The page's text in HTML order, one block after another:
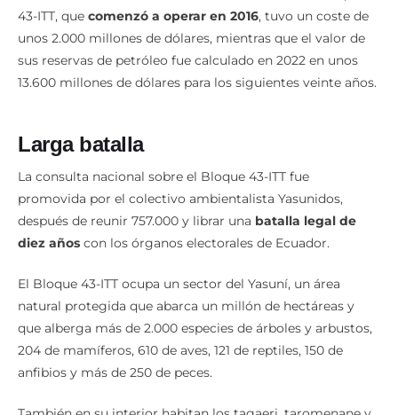
43-ITT, que comenzó a operar en 2016, tuvo un coste de
unos 2.000 millones de dólares, mientras que el valor de
sus reservas de petróleo fue calculado en 2022 en unos
13.600 millones de dólares para los siguientes veinte años.
Larga batalla
La consulta nacional sobre el Bloque 43-ITT fue
promovida por el colectivo ambientalista Yasunidos,
después de reunir 757.000 y librar una batalla legal de
diez años con los órganos electorales de Ecuador.
El Bloque 43-ITT ocupa un sector del Yasuní, un área
natural protegida que abarca un millón de hectáreas y
que alberga más de 2.000 especies de árboles y arbustos,
204 de mamíferos, 610 de aves, 121 de reptiles, 150 de
anfibios y más de 250 de peces.